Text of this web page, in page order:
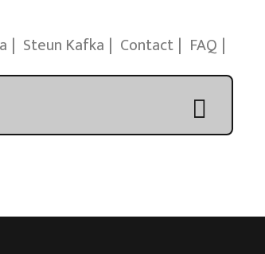
Steun Kafka Contact FAQ